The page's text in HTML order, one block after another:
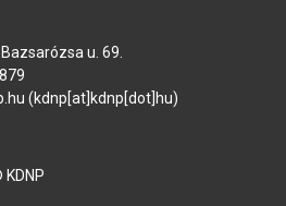
u. 69.
hu (kdnp[at]kdnp[dot]hu)